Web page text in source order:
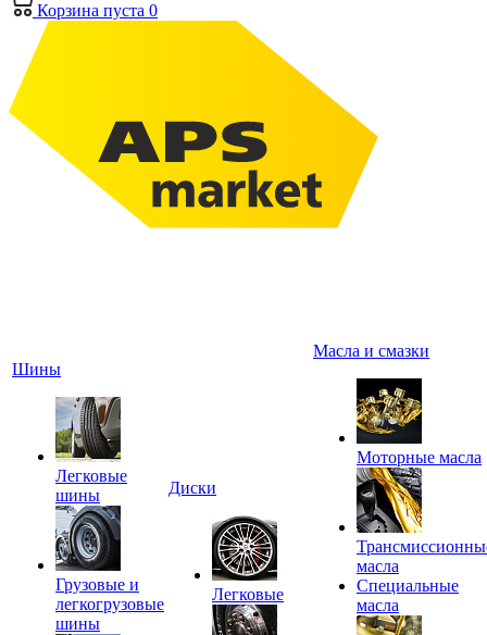
Корзина пуста 0
Шины
Легковые
шины
Грузовые и
легкогрузовые
шины
Диски
Легковые
Масла и смазки
Моторные масла
масла
Специальные
масла